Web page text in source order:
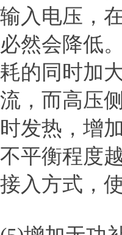
输入电压，
必然会降低
耗的同时加
流，而高压
时发热，增
不平衡程度
接入方式，